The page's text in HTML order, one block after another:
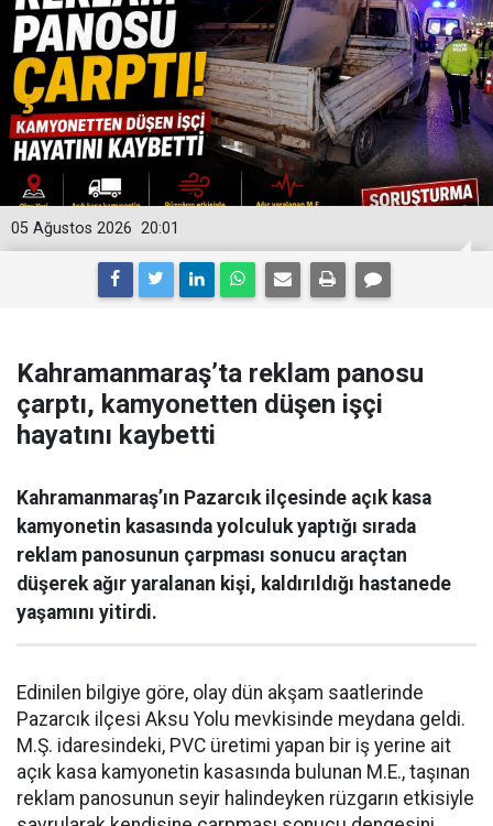
20:01
05 Ağustos 2026
Kahramanmaraş’ta reklam panosu
çarptı, kamyonetten düşen işçi
hayatını kaybetti
Kahramanmaraş’ın Pazarcık ilçesinde açık kasa
kamyonetin kasasında yolculuk yaptığı sırada
reklam panosunun çarpması sonucu araçtan
düşerek ağır yaralanan kişi, kaldırıldığı hastanede
yaşamını yitirdi.
Edinilen bilgiye göre, olay dün akşam saatlerinde
Pazarcık ilçesi Aksu Yolu mevkisinde meydana geldi.
M.Ş. idaresindeki, PVC üretimi yapan bir iş yerine ait
açık kasa kamyonetin kasasında bulunan M.E., taşınan
reklam panosunun seyir halindeyken rüzgarın etkisiyle